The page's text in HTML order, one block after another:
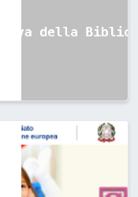
COMUNALE}